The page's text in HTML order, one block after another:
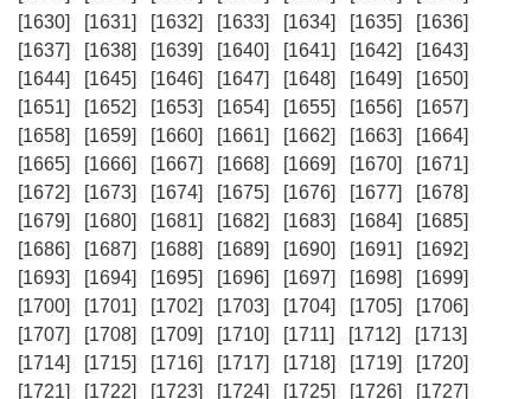
[1630]
[1631] [1632] [1633] [1634] [1635]
[1636]
[1637]
[1638] [1639] [1640] [1641] [1642]
[1643]
[1644]
[1645] [1646] [1647] [1648] [1649]
[1650]
[1651]
[1652] [1653] [1654] [1655] [1656]
[1657]
[1658]
[1659] [1660] [1661] [1662] [1663]
[1664]
[1665]
[1666] [1667] [1668] [1669] [1670]
[1671]
[1672]
[1673] [1674] [1675] [1676] [1677]
[1678]
[1679]
[1680] [1681] [1682] [1683] [1684]
[1685]
[1686]
[1687] [1688] [1689] [1690] [1691]
[1692]
[1693]
[1694] [1695] [1696] [1697] [1698]
[1699]
[1700]
[1701] [1702] [1703] [1704] [1705]
[1706]
[1707]
[1708] [1709] [1710] [1711] [1712]
[1713]
[1714]
[1715] [1716] [1717] [1718] [1719]
[1720]
[1721]
[1722] [1723] [1724] [1725] [1726]
[1727]